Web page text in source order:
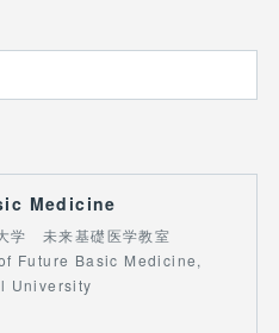
Medicine
学 未来基礎医学教室
Future Basic Medicine,
University